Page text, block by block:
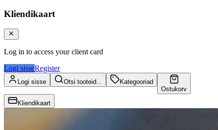
Kliendikaart
Log in to access your client card
Logi sisseRegister
Logi sisse Otsi tooteid...
Kategooriad
Ostukorv
Kliendikaart